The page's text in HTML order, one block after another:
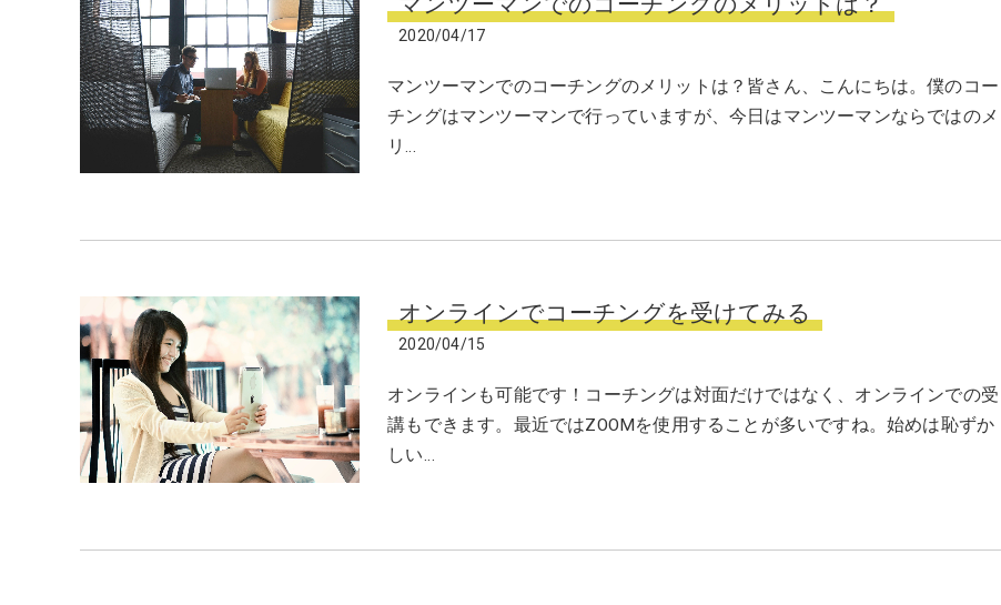
2020/04/17
マンツーマンでのコーチングのメリットは？皆さん、こんにちは。僕のコー
チングはマンツーマンで行っていますが、今日はマンツーマンならではのメ
リ…
オンラインでコーチングを受けてみる
2020/04/15
オンラインも可能です！コーチングは対面だけではなく、オンラインでの受
講もできます。最近ではZOOMを使用することが多いですね。始めは恥ずか
しい…